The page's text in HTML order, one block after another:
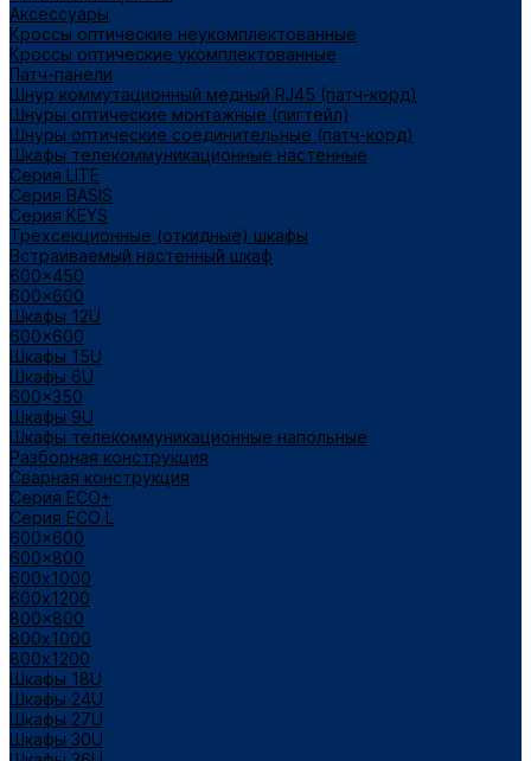
Аксессуары
Кроссы оптические неукомплектованные
Кроссы оптические укомплектованные
Патч-панели
Шнур коммутационный медный RJ45 (патч-корд)
Шнуры оптические монтажные (пигтейл)
Шнуры оптические соединительные (патч-корд)
Шкафы телекоммуникационные настенные
Cерия LITE
Cерия BASIS
Cерия KEYS
Трехсекционные (откидные) шкафы
Встраиваемый настенный шкаф
600x450
600x600
Шкафы 12U
600x600
Шкафы 15U
Шкафы 6U
600x350
Шкафы 9U
Шкафы телекоммуникационные напольные
Разборная конструкция
Сварная конструкция
Серия ECO+
Серия ECO L
600x600
600x800
600х1000
600х1200
800x800
800х1000
800х1200
Шкафы 18U
Шкафы 24U
Шкафы 27U
Шкафы 30U